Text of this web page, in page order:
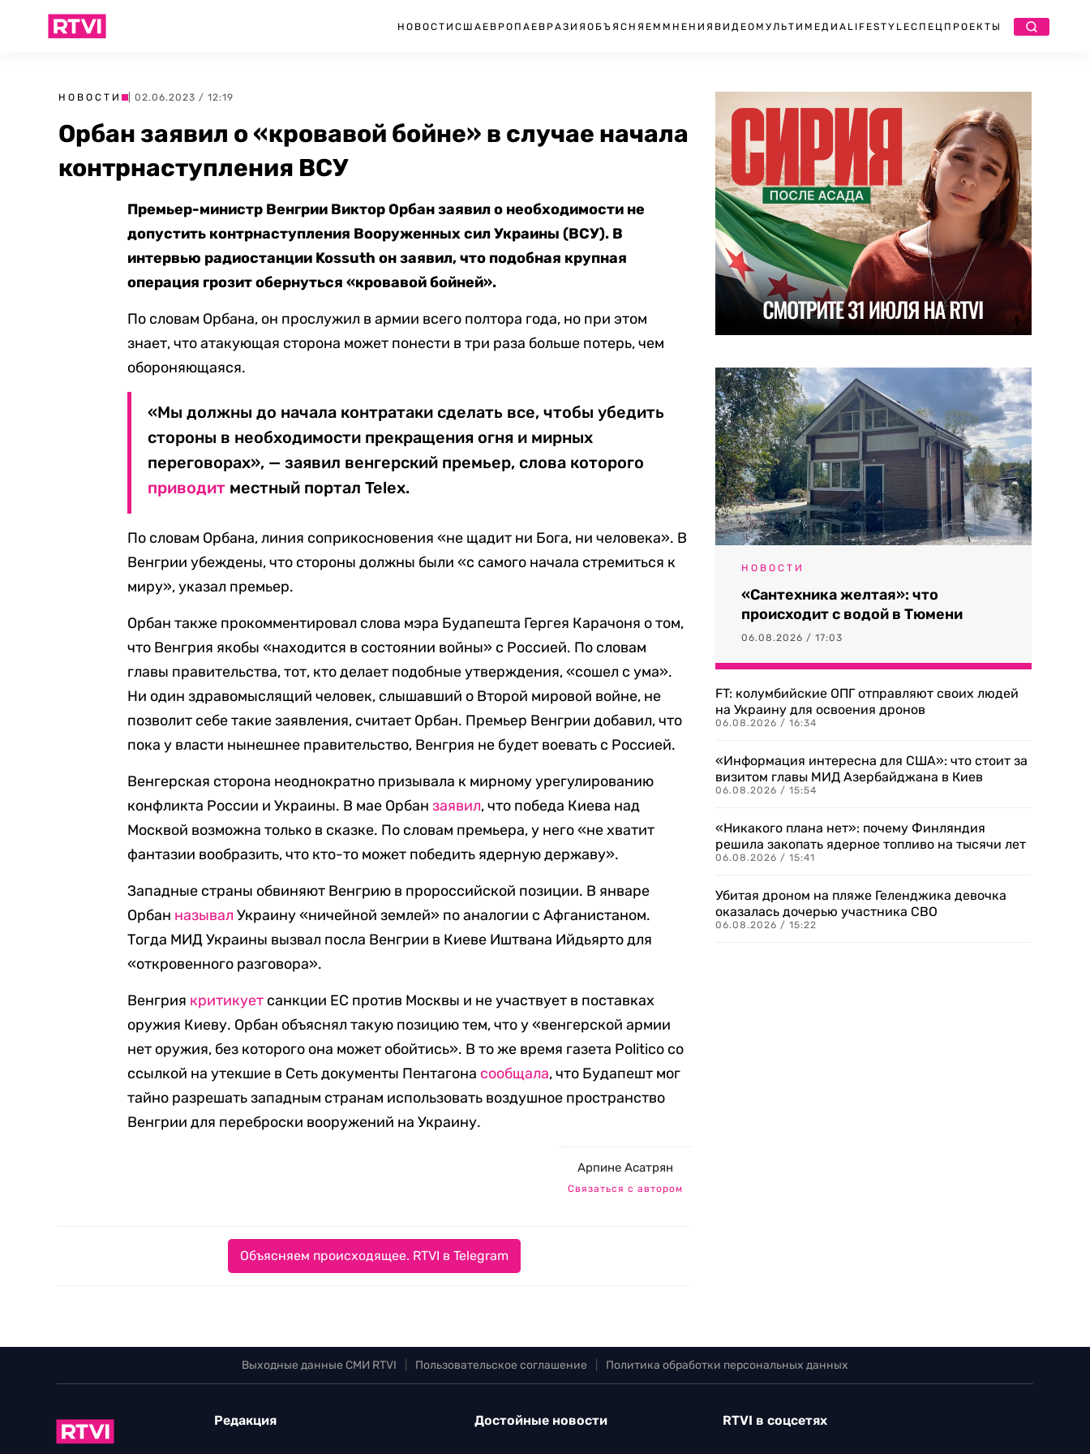
НОВОСТИ США ЕВРОПА ЕВРАЗИЯ ОБЪЯСНЯЕМ МНЕНИЯ ВИДЕО МУЛЬТИМЕДИА LIFESTYLEСПЕЦПРОЕКТЫ
НОВОСТИ | 02.06.2023 / 12:19
Орбан заявил о «кровавой бойне» в случае начала
контрнаступления ВСУ
Премьер-министр Венгрии Виктор Орбан заявил о необходимости не
допустить контрнаступления Вооруженных сил Украины (ВСУ). В
интервью радиостанции Kossuth он заявил, что подобная крупная
операция грозит обернуться «кровавой бойней».
По словам Орбана, он прослужил в армии всего полтора года, но при этом
знает, что атакующая сторона может понести в три раза больше потерь, чем
обороняющаяся.
«Мы должны до начала контратаки сделать все, чтобы убедить
стороны в необходимости прекращения огня и мирных
переговорах», — заявил венгерский премьер, слова которого
приводит местный портал Telex.
По словам Орбана, линия соприкосновения «не щадит ни Бога, ни человека». В
Венгрии убеждены, что стороны должны были «с самого начала стремиться к
миру», указал премьер.
Орбан также прокомментировал слова мэра Будапешта Гергея Карачоня о том,
что Венгрия якобы «находится в состоянии войны» с Россией. По словам
главы правительства, тот, кто делает подобные утверждения, «сошел с ума».
Ни один здравомыслящий человек, слышавший о Второй мировой войне, не
позволит себе такие заявления, считает Орбан. Премьер Венгрии добавил, что
пока у власти нынешнее правительство, Венгрия не будет воевать с Россией.
Венгерская сторона неоднократно призывала к мирному урегулированию
конфликта России и Украины. В мае Орбанзаявил, что победа Киева над
Москвой возможна только в сказке. По словам премьера, у него «не хватит
фантазии вообразить, что кто-то может победить ядерную державу».
Западные страны обвиняют Венгрию в пророссийской позиции. В январе
Орбан называл Украину «ничейной землей» по аналогии с Афганистаном.
Тогда МИД Украины вызвал посла Венгрии в Киеве Иштвана Ийдьярто для
«откровенного разговора».
Венгрия критикует санкции ЕС против Москвы и не участвует в поставках
оружия Киеву. Орбан объяснял такую позицию тем, что у «венгерской армии
нет оружия, без которого она может обойтись». В то же время газета Politico со
ссылкой на утекшие в Сеть документы Пентагона сообщала, что Будапешт мог
тайно разрешать западным странам использовать воздушное пространство
Венгрии для переброски вооружений на Украину.
Арпине Асатрян
Связаться с автором
Объясняем происходящее. RTVI в Telegram
НОВОСТИ
«Сантехника желтая»: что
происходит с водой в Тюмени
06.08.2026 / 17:03
FT: колумбийские ОПГ отправляют своих людей
на Украину для освоения дронов
06.08.2026 / 16:34
«Информация интересна для США»: что стоит за
визитом главы МИД Азербайджана в Киев
06.08.2026 / 15:54
«Никакого плана нет»: почему Финляндия
решила закопать ядерное топливо на тысячи лет
06.08.2026 / 15:41
Убитая дроном на пляже Геленджика девочка
оказалась дочерью участника СВО
06.08.2026 / 15:22
Выходные данные СМИ RTVI Пользовательское соглашение Политика обработки персональных данных
Редакция Достойные новости RTVI в соцсетях